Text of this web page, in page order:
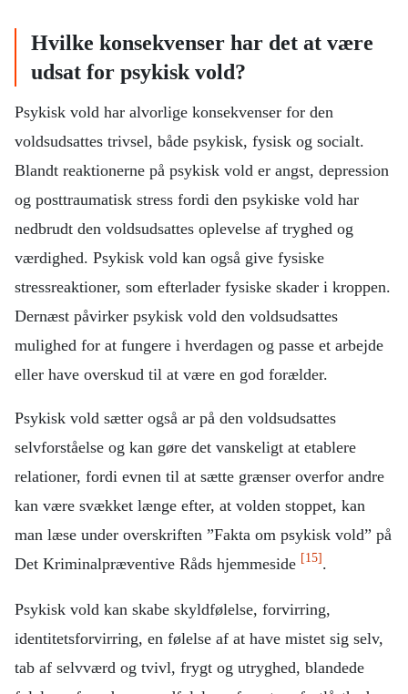
argumenterer også for, at kriminalisering af
psykisk vold er afgørende for at komme volden
til livs, og at han ville ønske, at han selv var
blevet mødt med mere konsekvens og sanktion
fra myndighedernes side dengang (i 2012), syv år
før psykisk vold blev kriminaliseret [23].
Hvilke konsekvenser har det at være
udsat for psykisk vold?
Psykisk vold har alvorlige konsekvenser for den
voldsudsattes trivsel, både psykisk, fysisk og socialt.
Blandt reaktionerne på psykisk vold er angst, depression
og posttraumatisk stress fordi den psykiske vold har
nedbrudt den voldsudsattes oplevelse af tryghed og
værdighed. Psykisk vold kan også give fysiske
stressreaktioner, som efterlader fysiske skader i kroppen.
Dernæst påvirker psykisk vold den voldsudsattes
mulighed for at fungere i hverdagen og passe et arbejde
eller have overskud til at være en god forælder.
Psykisk vold sætter også ar på den voldsudsattes
selvforståelse og kan gøre det vanskeligt at etablere
relationer, fordi evnen til at sætte grænser overfor andre
kan være svækket længe efter, at volden stoppet, kan
man læse under overskriften ”Fakta om psykisk vold” på
Det Kriminalpræventive Råds hjemmeside [15] .
Psykisk vold kan skabe skyldfølelse, forvirring,
identitetsforvirring, en følelse af at have mistet sig selv,
tab af selvværd og tvivl, frygt og utryghed, blandede